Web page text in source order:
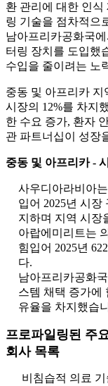
환 관리에 대한 인식
링 기술을 점차적으
남아프리카공화국
터링 장치를 도입했
수입을 줄이려는 노
중동 및 아프리카 지
시장의 12%를 차지
한 수요 증가, 환자
관 파트너십이 성장
중동 및 아프리카 -
사우디아라비아
입어 2025년 시장
지하며 지역 시장
아랍에미리트는
힘입어 2025년
다.
남아프리카공화
스템 채택 증가에
유율을 차지했습
프로파일링된 주
회사 목록
비침습적 의료 기